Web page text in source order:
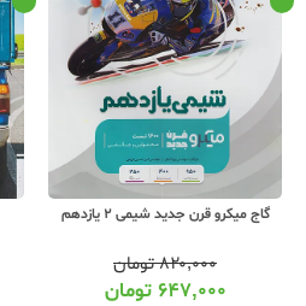
گاج میکرو قرن جدید شیمی 2 یازدهم
۸۲۰,۰۰۰تومان
۶۴۷,۰۰۰ تومان